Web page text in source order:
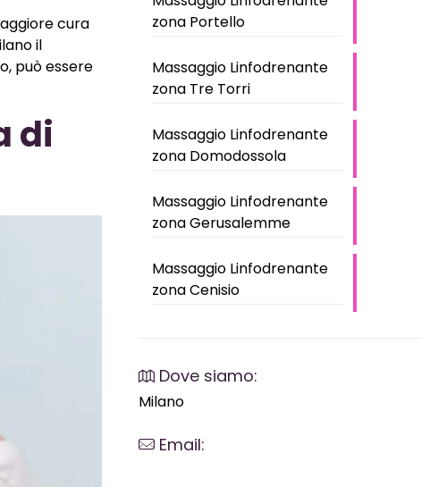
cura
il
può essere
di
zona Portello
Massaggio Linfodrenante
zona Tre Torri
Massaggio Linfodrenante
zona Domodossola
Massaggio Linfodrenante
zona Gerusalemme
Massaggio Linfodrenante
zona Cenisio
Dove siamo:
Milano
Email: